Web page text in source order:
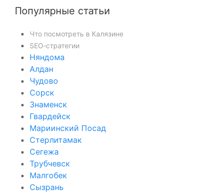
Популярные статьи
Что посмотреть в Калязине
SEO‑стратегии
Няндома
Алдан
Чудово
Сорск
Знаменск
Гвардейск
Мариинский Посад
Стерлитамак
Сегежа
Трубчевск
Малгобек
Сызрань